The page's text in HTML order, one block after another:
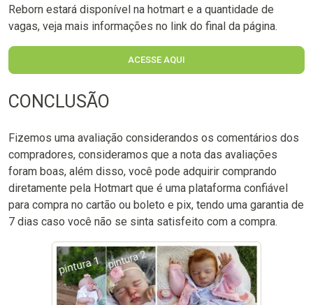
Reborn estará disponível na hotmart e a quantidade de
vagas, veja mais informações no link do final da página.
ACESSE AQUI
CONCLUSÃO
Fizemos uma avaliação considerandos os comentários dos
compradores, consideramos que a nota das avaliações
foram boas, além disso, você pode adquirir comprando
diretamente pela Hotmart que é uma plataforma confiável
para compra no cartão ou boleto e pix, tendo uma garantia de
7 dias caso você não se sinta satisfeito com a compra.